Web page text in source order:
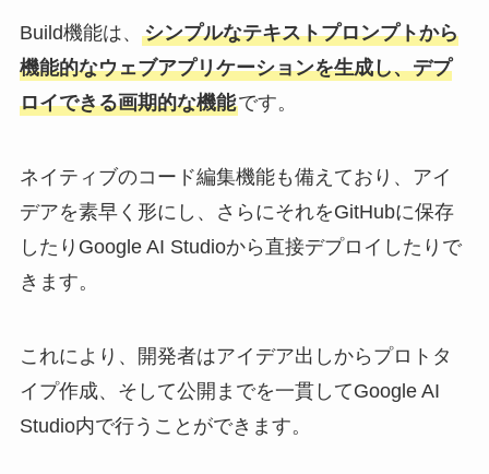
Build機能は、 シンプルなテキストプロンプトから
機能的なウェブアプリケーションを生成し、デプ
ロイできる画期的な機能です。
ネイティブのコード編集機能も備えており、アイ
デアを素早く形にし、さらにそれをGitHubに保存
したりGoogle AI Studioから直接デプロイしたりで
きます。
これにより、開発者はアイデア出しからプロトタ
イプ作成、そして公開までを一貫してGoogle AI
Studio内で行うことができます。